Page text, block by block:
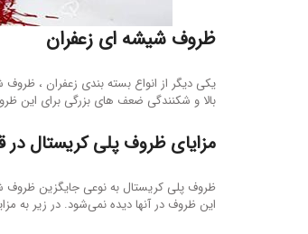
ظروف شیشه ای زعفران
یکی دیگر از انواع بسته بندی زعفران ،
بالا و شکنندگی ضعف های بزرگی برای
مزایای ظروف پلی کریستال
ظروف پلی کریستال به نوعی جایگزین
این ظروف در آنها دیده نمی‌شود. در زیر به